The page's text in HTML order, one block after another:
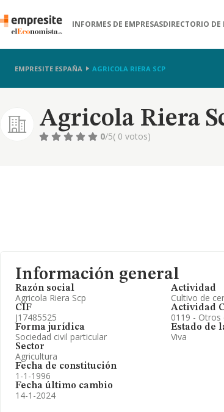
INFORMES DE EMPRESASDIRECTORIO DE
EMPRESITE ESPAÑA AGRICOLA RIERA SCP
Agricola Riera
0/5( 0 votos)
Información general
Razón social
Agricola Riera Scp
CIF
J17485525
Forma jurídica
Sociedad civil particular
Sector
Agricultura
Fecha de constitución
1-1-1996
Fecha último cambio
14-1-2024
Actividad
Cultivo de
Actividad
0119 - Otros
Estado de
Viva